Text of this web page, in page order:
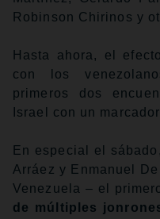
Robinson Chirinos y
Hasta ahora, el
con los
primeros dos
Israel con un
En especial el
Arráez y Enmanuel
Venezuela – el
de múltiples